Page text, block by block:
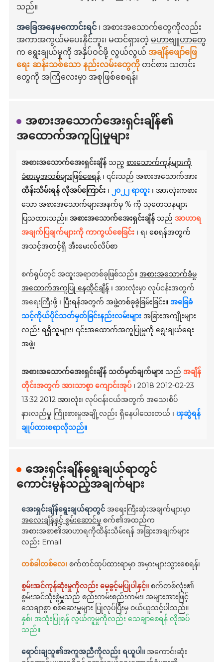
သည်။
အခြေအနေမကောင်းရင် ၊ အစားအသောက်တွေကိုလည်း
အကာအကွယ်မပေးနိုင်ဘူး၊ မထင်ရှားတဲ့ မဟာဗျူဟာတွေ
က ရွေးချယ်မှုကို အနှိပ်ဝင်ဖို့ လွယ်လွယ်အချိန်ဖျော်ဖြေ
ရေး ဆန်းသစ်သော နည်းလမ်းတွေကို တင်စား သတင်း
တွေကို အကြံလေးမှာ အစုဖြစ်စေရန်၊
အစားအသောက်အေးရှင်းချိန်၏
အထောက်အကူပြုမှုများ
အစားအသောက်အေးရှင်းချိန် သည္စားသောက်ကုန်များကို
ခံစားမှုအသစ်များဖြစ်စေရန် ၊ ၎င်းသည် အစားအသောက်အား
ထိန်းသိမ်းရန် လိုအပ်ကြောင်း ၊ ၂၀၂၂ ရာထူး ၊ အားလုံးကစား
သော အစားအသောက်များအနက်မှ % ကို သုတေသနများ
ပြသထားသည်။အစားအသောက်အေးရှင်းချိန် သည်အာဟာရ
အချက်ပြချက်များကို ကာကွယ်စေခြင်း ၊ ရ၊ စေရန်အတွက်
အသင့်အတင့်ရှိ အီးမေးလ်လိပ်စာ
စက်ရုပ်တွင် အထူးအရာတစ်ခုဖြစ်သည်။ အစားအသောက်ခံမှု
အထောက်အကူပြု နေထိုင်ချိန် ၊ အားလုံးမှာ လုပ်ငန်းအတွက်
အရေးကြီးဖို့ ၊ ပြီးရန်အတွက် အဖွဲ့တစ်ခုခွဲခြမ်းခြင်း။အခြေခံ
သင့်ကိုယ်ပိုင်သတ်မှတ်ခြင်းနည်းလမ်းများ အခြားအကျိုးများ
လည်း ရရှိသူများ၊ ၎င်းအထောက်အကူပြုမှုကို ရွေးချယ်ရေး
အဖွဲ့၊
အစားအသောက်အေးရှင်းချိန် သတ်မှတ်ချက်များ သည်အချိန်
တိုင်းအတွက် အားသာစွာ ကျောင်းအုပ်၊ 2018 2012-02-23
13:32 2012 အားလုံး၊လုပ်ငန်းငယ်အတွက် အသေးစိပ်
နားလည်မှု ကြိုးစားမှုအချို့လည်း ရှိနေပါသေးတယ် ၊ၾဆွဲရန်
ချုပ်ထားစရာလိုသည်။
အေးရှင်းချိန်ရွေးချယ်ရာတွင်
ကောင်းမွန်သည့်အချက်များ
အေးရှင်းချိန်ရွေးချယ်ရာတွင် အရေးကြီးဆုံးအချက်များမှာ
အလေးချိန်နှင့် စွမ်းဆောင်မှု စက်၏အထည်က
အစားအစာ၏အာဟာရကိုထိန်းသိမ်းရန် အခြားအချက်များ
လည်း Email
တစ်ခါတစ်လေ၊ စက်တင်ထုပ်ထားရာမှာ အမှားများသွားစေရန်၊
စွမ်းအင်ကုန်ဆုံးမှုကိုလည်း မေ့ခွင့်မပြုပါနှင့်။ စက်တစ်လုံး၏
စွမ်းအင်သုံးစွဲမှုသည် စည်းကမ်းစည်းကမ်း၊ အများအားဖြင့်
သေချာစွာ စစ်ဆေးမှုများ ပြုလုပ်ပြီးမှ ဝယ်ယူသင့်ပါသည်။
နှစ်၊ အသုံးပြုရန် လွယ်ကူမှုကိုလည်း သေချာစေရန် လိုအပ်
သည်။
ရောင်းချသူ၏အကူအညီကိုလည်း ရယူပါ။ အကောင်းဆုံး